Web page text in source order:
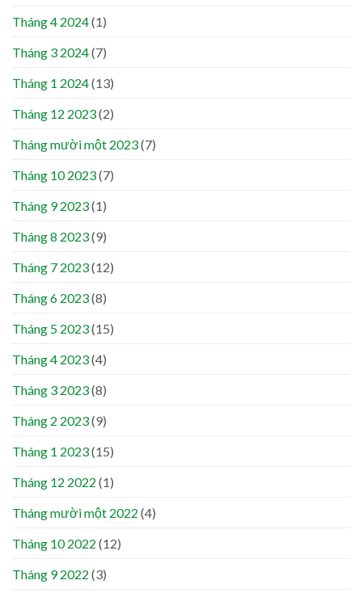
Tháng 4 2024(1)
Tháng 3 2024(7)
Tháng 1 2024(13)
Tháng 12 2023(2)
Tháng mười một 2023(7)
Tháng 10 2023(7)
Tháng 9 2023(1)
Tháng 8 2023(9)
Tháng 7 2023(12)
Tháng 6 2023(8)
Tháng 5 2023(15)
Tháng 4 2023(4)
Tháng 3 2023(8)
Tháng 2 2023(9)
Tháng 1 2023(15)
Tháng 12 2022 (1)
Tháng mười một 2022 (4)
Tháng 10 2022 (12)
Tháng 9 2022 (3)